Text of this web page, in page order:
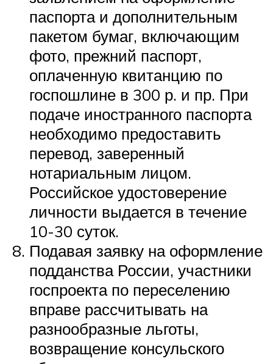
паспорта и дополнительным
пакетом бумаг, включающим
фото, прежний паспорт,
оплаченную квитанцию по
госпошлине в 300 р. и пр. При
подаче иностранного паспорта
необходимо предоставить
перевод, заверенный
нотариальным лицом.
Российское удостоверение
личности выдается в течение
10-30 суток.
Подавая заявку на оформление
подданства России, участники
госпроекта по переселению
вправе рассчитывать на
разнообразные льготы,
возвращение консульского